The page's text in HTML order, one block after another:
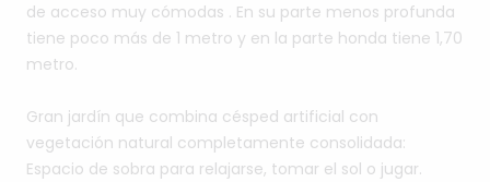
de acceso muy cómodas . En su parte menos profunda
tiene poco más de 1 metro y en la parte honda tiene 1,70
metro.
Gran jardín que combina césped artificial con
vegetación natural completamente consolidada:
Espacio de sobra para relajarse, tomar el sol o jugar.